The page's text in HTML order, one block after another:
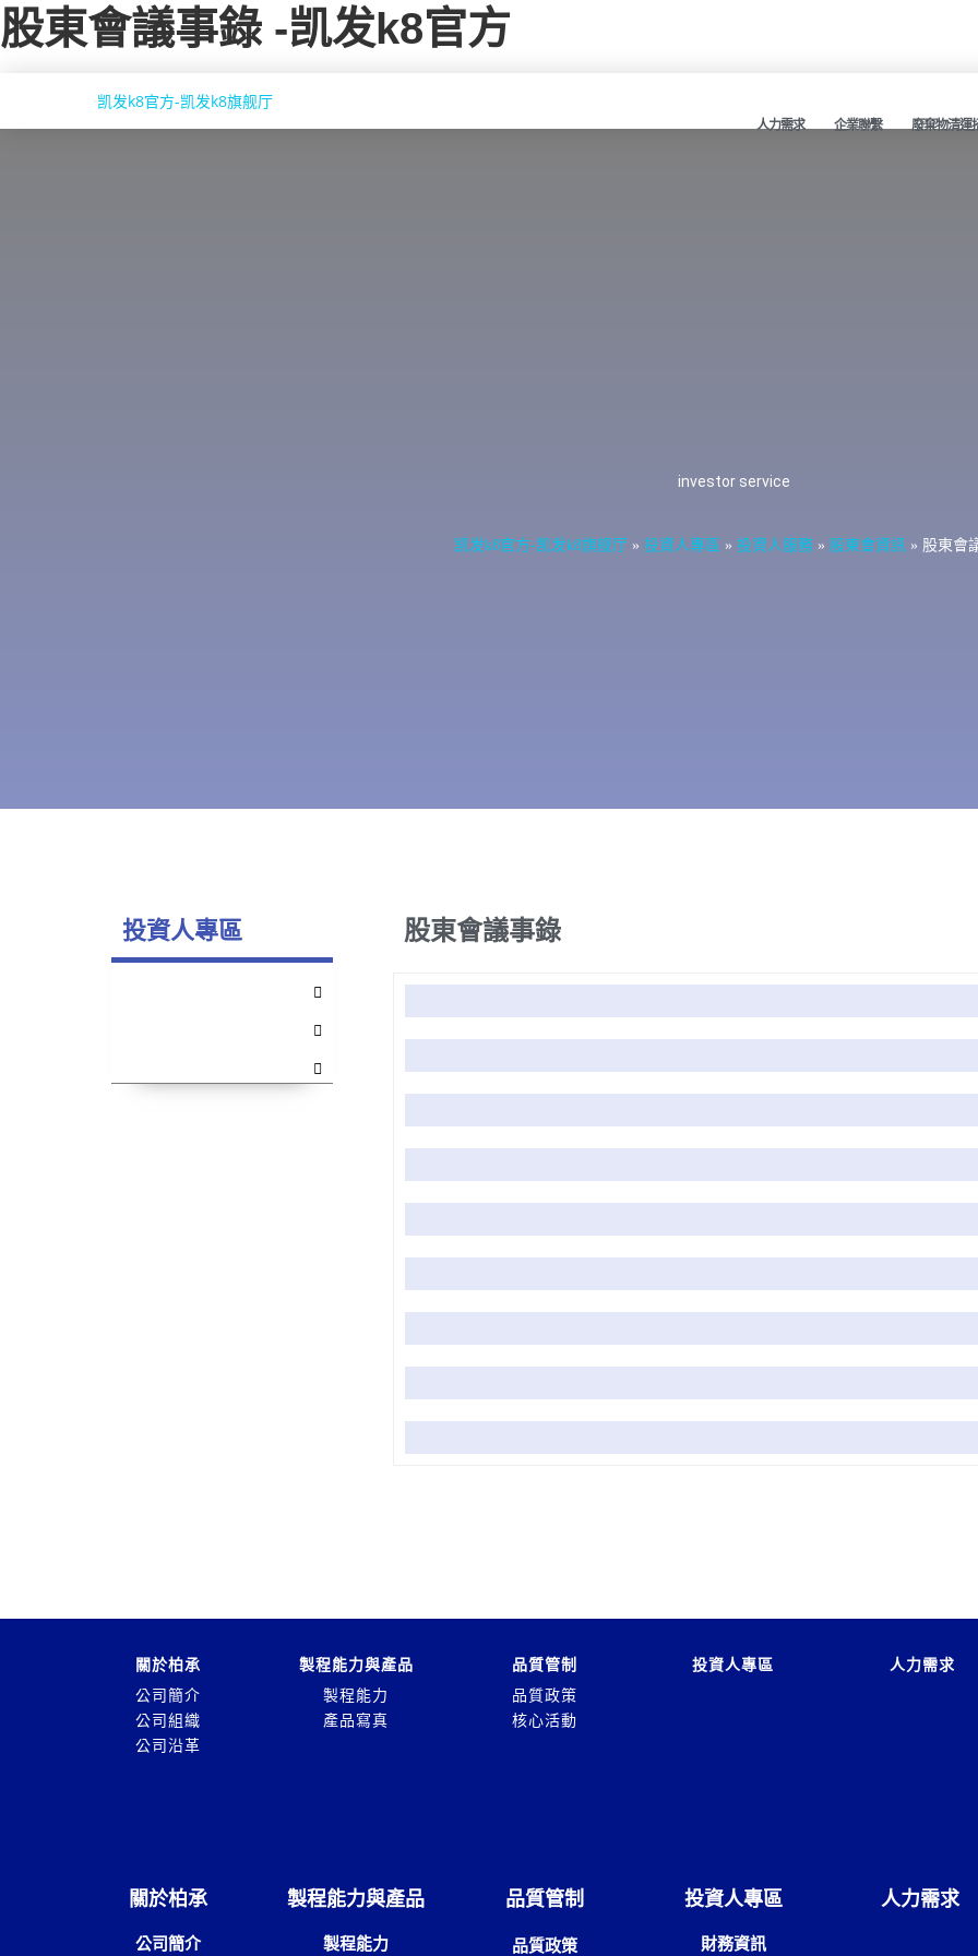
股東會議事錄 -凯发k8官方
凯发k8官方-凯发k8旗舰厅
人力需求 企業聯繫 廢棄物清運
investor service
凯发k8官方-凯发k8旗舰厅 » 投資人專區 » 投資人服務» 股東會資訊» 股東會
投資人專區 股東會議事錄
關於柏承
公司簡介
公司組織
公司沿革
製程能力與產品
製程能力
產品寫真
品質管制
品質政策
核心活動
投資人專區 人力需求
關於柏承
公司簡介
製程能力與產品
製程能力
品質管制
品質政策
投資人專區
財務資訊
人力需求